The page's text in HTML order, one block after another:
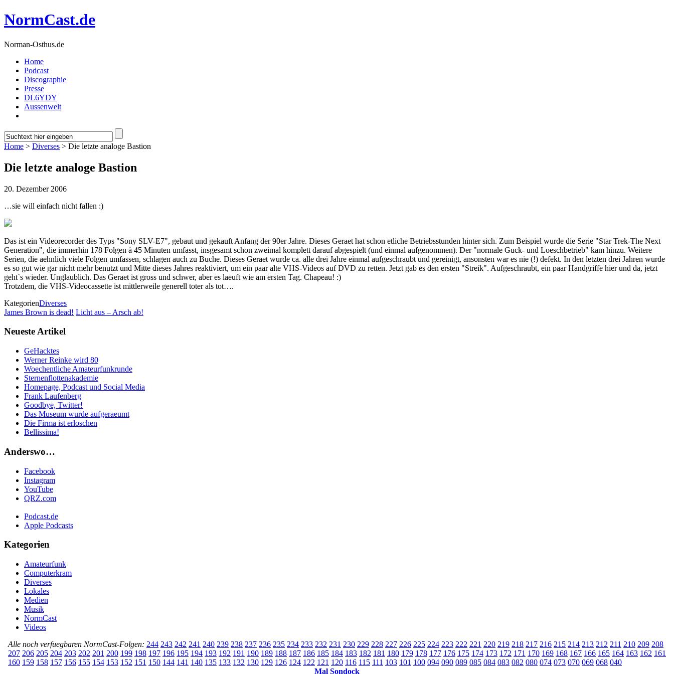
NormCast.de
Norman-Osthus.de
Home
Podcast
Discographie
Presse
DL6YDY
Aussenwelt
Home > Diverses > Die letzte analoge Bastion
Die letzte analoge Bastion
20. Dezember 2006
…sie will einfach nicht fallen :)
Das ist ein Videorecorder des Typs "Sony SLV-E7", gebaut und gekauft Anfang der 90er Jahre. Dieses Geraet hat schon etliche Betriebsstunden hinter sich. Zum Beispiel wurde die Serie "Star Trek-The Next
Generation", die immerhin 178 Folgen à 45 Minuten umfasst, insgesamt schon zweimal komplett darauf abgespielt (und einmal aufgenommen). Der "normale Guck- und Loeschbetrieb" kam hinzu. Weitere
Serien, die aehnlich viele Folgen umfassen, schlagen auch zu Buche. Dieses Geraet wurde ca. alle drei Jahre einmal aufgeschraubt und gereinigt, ansonsten war es nie (!) defekt. In den letzten drei Jahren wurde
es so gut wie gar nicht mehr benutzt und Mitte dieses Jahres reaktiviert, um ein paar alte VHS-Videos auf DVD zu retten. Jetzt gab es den ersten "Streik". Aufgeschraubt, ein paar Handgriffe hier und da, jetzt
geht`s wieder. Unglaublich. Das Geraet ist gross und schwer, aber es laeuft wie am ersten Tag. Chapeau! :)
Trotzdem, die VHS-Videocassette ist mittlerweile generell toter als tot….
KategorienDiverses
James Brown is dead! Licht aus – Arsch ab!
Neueste Artikel
GeHacktes
Werner Reinke wird 80
Woechentliche Amateurfunkrunde
Sternenflottenakademie
Homepage, Podcast und Social Media
Frank Laufenberg
Goodbye, Twitter!
Das Museum wurde aufgeraeumt
Die Firma ist erloschen
Bellissima!
Anderswo…
Facebook
Instagram
YouTube
QRZ.com
Podcast.de
Apple Podcasts
Kategorien
Amateurfunk
Computerkram
Diverses
Lokales
Medien
Musik
NormCast
Videos
Alle noch verfuegbaren NormCast-Folgen: 244 243 242 241 240 239 238 237 236 235 234 233 232 231 230 229 228 227 226 225 224 223 222 221 220 219 218 217 216 215 214 213 212 211 210 209 208
207 206 205 204 203 202 201 200 199 198 197 196 195 194 193 192 191 190 189 188 187 186 185 184 183 182 181 180 179 178 177 176 175 174 173 172 171 170 169 168 167 166 165 164 163 162 161
160 159 158 157 156 155 154 153 152 151 150 144 141 140 135 133 132 130 129 126 124 122 121 120 116 115 111 103 101 100 094 090 089 085 084 083 082 080 074 073 070 069 068 040
Mal Sondock